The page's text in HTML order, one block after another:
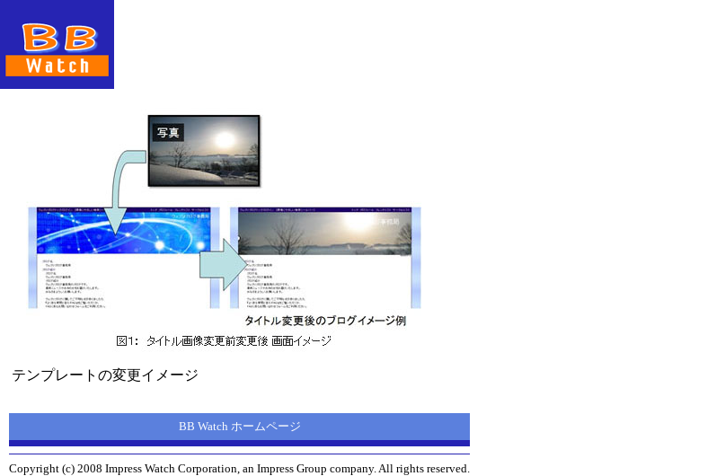
テンプレートの変更イメージ
BB Watch ホームページ
Copyright (c) 2008 Impress Watch Corporation, an Impress Group company. All rights reserved.